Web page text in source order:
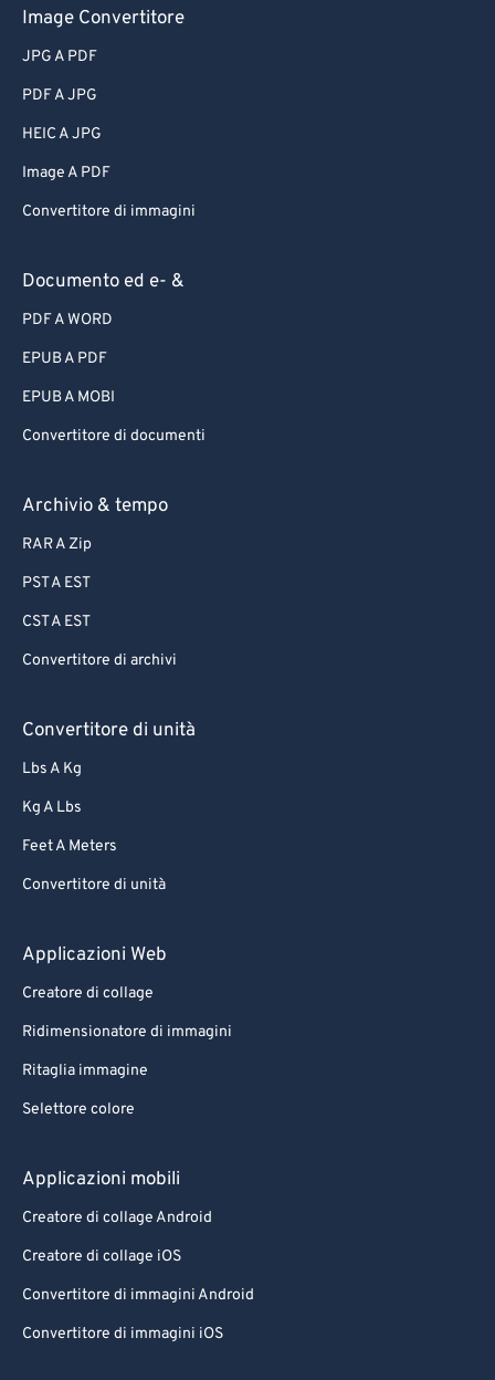
Image Convertitore
JPG A PDF
PDF A JPG
HEIC A JPG
Image A PDF
Convertitore di immagini
Documento ed e- &
PDF A WORD
EPUB A PDF
EPUB A MOBI
Convertitore di documenti
Archivio & tempo
RAR A Zip
PST A EST
CST A EST
Convertitore di archivi
Convertitore di unità
Lbs A Kg
Kg A Lbs
Feet A Meters
Convertitore di unità
Applicazioni Web
Creatore di collage
Ridimensionatore di immagini
Ritaglia immagine
Selettore colore
Applicazioni mobili
Creatore di collage Android
Creatore di collage iOS
Convertitore di immagini Android
Convertitore di immagini iOS